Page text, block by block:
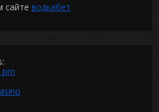
сайте водкабет
pm